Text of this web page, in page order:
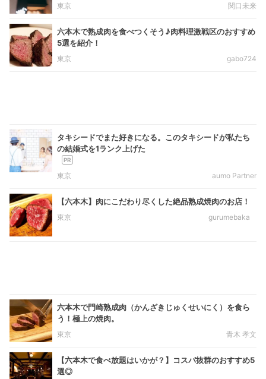
東京 関口未来
六本木で熟成肉を食べつくそう♪肉料理激戦区のおすすめ
5選を紹介！
東京 gabo724
タキシードでまた好きになる。このタキシードが私たち
の結婚式を1ランク上げた
東京 aumo Partner
【六本木】肉にこだわり尽くした絶品熟成焼肉のお店！
東京 gurumebaka
六本木で門崎熟成肉（かんざきじゅくせいにく）を食ら
う！極上の焼肉。
東京 青木 孝文
【六本木で食べ放題はいかが？】コスパ抜群のおすすめ5
選◎